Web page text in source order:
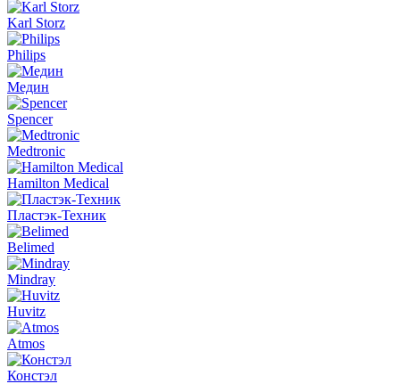
Karl Storz
Philips
Медин
Spencer
Medtronic
Hamilton Medical
Пластэк-Техник
Belimed
Mindray
Huvitz
Atmos
Констэл